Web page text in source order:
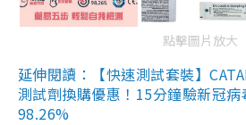
點擊圖片放大
延伸閱讀：【快速測試套裝】
測試劑換購優惠！15分鐘驗新冠
98.26%